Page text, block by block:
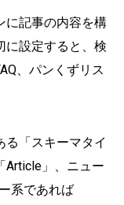
に記事の内容を構
に設定すると、検
、パンくずリス
る「スキーマタイ
Article」、ニュー
系であれば